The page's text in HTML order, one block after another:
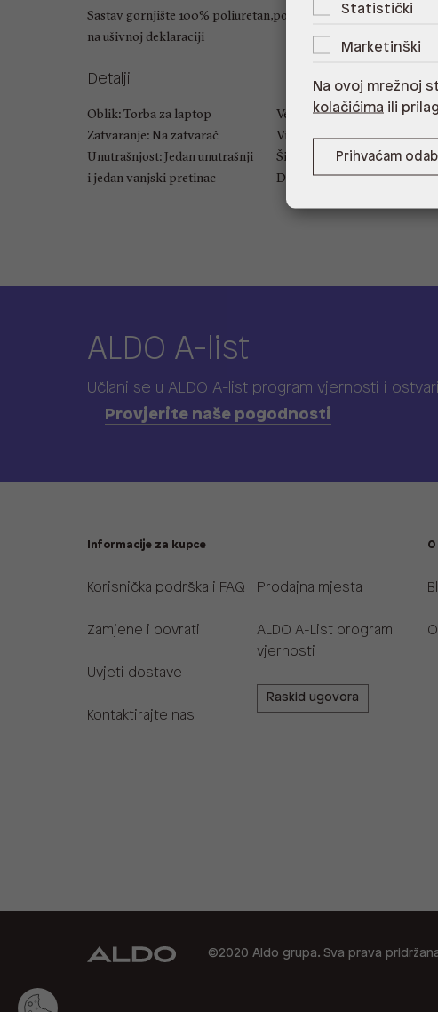
Sastav gornjište 100% poliuretan,podstava 100% reciklirani
na ušivnoj deklaraciji
Detalji
Oblik: Torba za laptop
Zatvaranje: Na zatvarač
Unutrašnjost: Jedan unutrašnji
i jedan vanjski pretinac
Veličina: UNIC
Visina: 39 cm
Širina: 39 cm
Dubina: 7 cm
ALDO A-list
Učlani se u ALDO A-list program vjernosti i
Provjerite naše pogodnosti
Informacije za kupce
Korisnička podrška i FAQ
Zamjene i povrati
Uvjeti dostave
Kontaktirajte nas
Prodajna mjesta
ALDO A-List program
vjernosti
Raskid ugovora
©2020 Aldo grupa. Sva prava
Statistički
Marketinški
Na ovoj mrežnoj
kolačićima ili
Prihvaćam